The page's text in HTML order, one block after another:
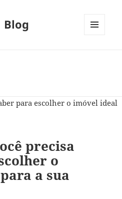
precisa
o
a sua